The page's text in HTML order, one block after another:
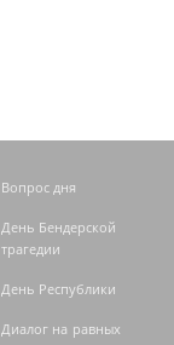
Вопрос дня
День Бендерской
трагедии
День Республики
Диалог на равных